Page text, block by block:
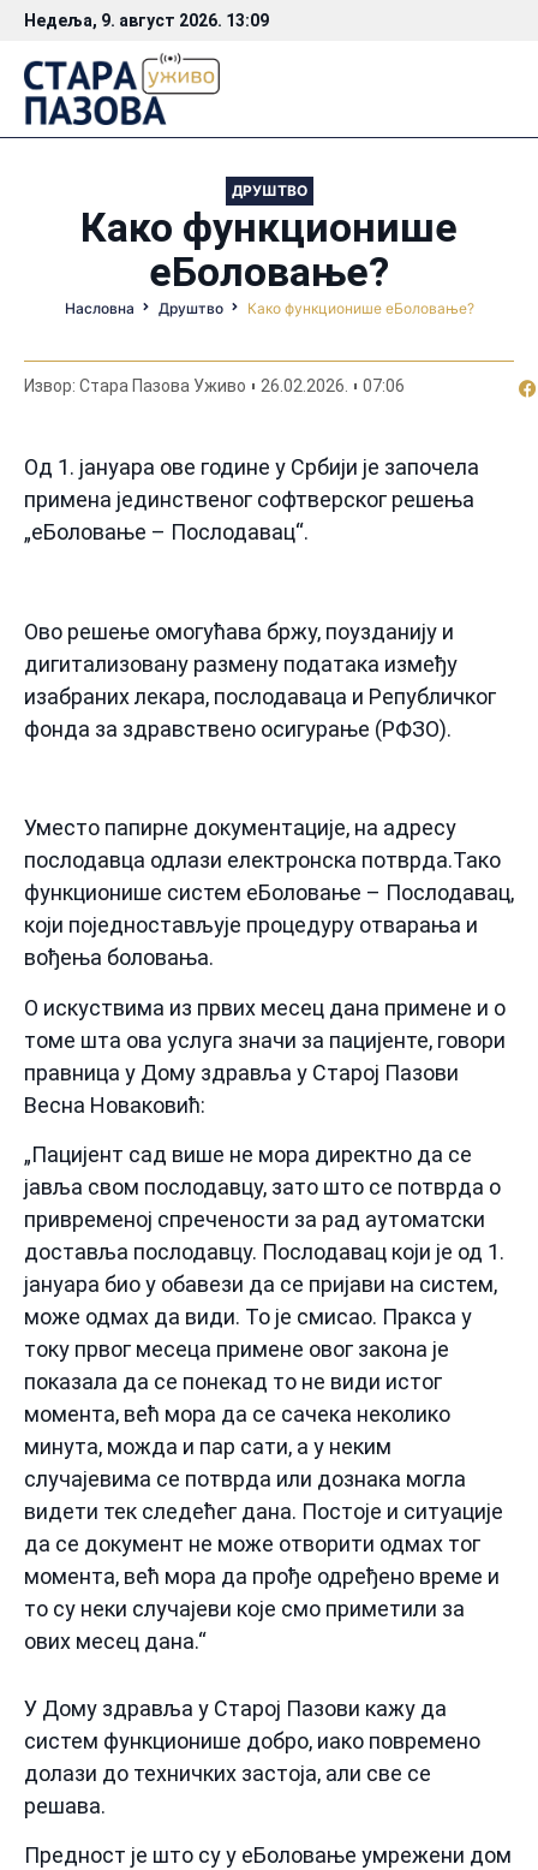
Недеља, 9. август 2026. 13:09
ДРУШТВО
Како функционише
еБоловање?
Насловна Друштво Како функционише еБоловање?
Извор: Стара Пазова Уживо 26.02.2026. 07:06
Од 1. јануара ове године у Србији је започела
примена јединственог софтверског решења
„еБоловање – Послодавац“.
Ово решење омогућава бржу, поузданију и
дигитализовану размену података између
изабраних лекара, послодаваца и Републичког
фонда за здравствено осигурање (РФЗО).
Уместо папирне документације, на адресу
послодавца одлази електронска потврда.Тако
функционише систем еБоловање – Послодавац,
који поједностављује процедуру отварања и
вођења боловања.
О искуствима из првих месец дана примене и о
томе шта ова услуга значи за пацијенте, говори
правница у Дому здравља у Старој Пазови
Весна Новаковић:
„Пацијент сад више не мора директно да се
јавља свом послодавцу, зато што се потврда о
привременој спречености за рад аутоматски
доставља послодавцу. Послодавац који је од 1.
јануара био у обавези да се пријави на систем,
може одмах да види. То је смисао. Пракса у
току првог месеца примене овог закона је
показала да се понекад то не види истог
момента, већ мора да се сачека неколико
минута, можда и пар сати, а у неким
случајевима се потврда или дознака могла
видети тек следећег дана. Постоје и ситуације
да се документ не може отворити одмах тог
момента, већ мора да прође одређено време и
то су неки случајеви које смо приметили за
ових месец дана.“
У Дому здравља у Старој Пазови кажу да
систем функционише добро, иако повремено
долази до техничких застоја, али све се
решава.
Предност је што су у еБоловање умрежени дом